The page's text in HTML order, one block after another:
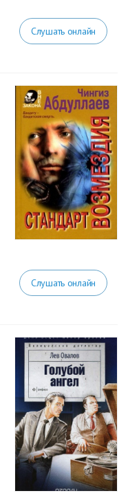
Слушать онлайн
Слушать онлайн